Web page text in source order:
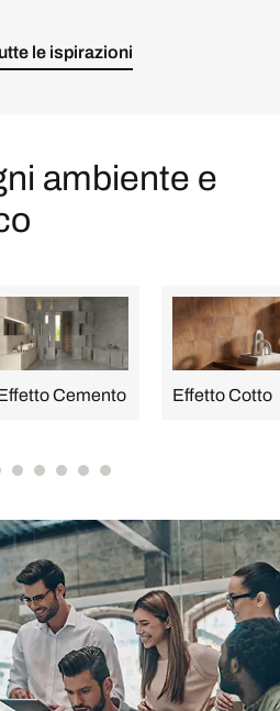
le ispirazioni
ambiente e
Cemento Effetto Cotto